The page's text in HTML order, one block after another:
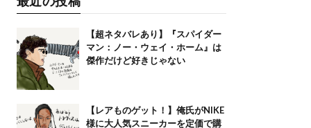
【超ネタバレあり】『スパイダー
マン：ノー・ウェイ・ホーム』は
傑作だけど好きじゃない
【レアものゲット！】俺氏がNIKE
様に大人気スニーカーを定価で購